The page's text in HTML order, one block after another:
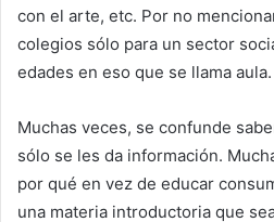
con el arte, etc. Por no
colegios sólo para un sector
edades en eso que se llama aula.
Muchas veces, se confunde
sólo se les da información.
por qué en vez de educar
una materia introductoria que